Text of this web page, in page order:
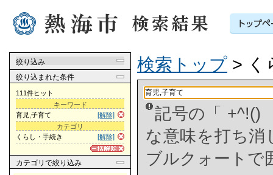
絞り込み
絞り込まれた条件
111件ヒット
キーワード
[解除]
育児,子育て
カテゴリ
[解除]
くらし・手続き
カテゴリ で絞り込み
検索トップ > く
記号の「 +^!()
な意味を打ち
ブルクォートで